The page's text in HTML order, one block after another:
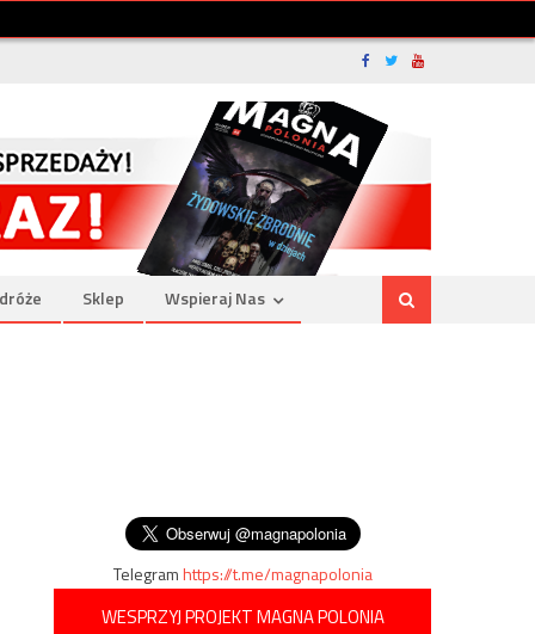
Sklep Wspieraj Nas
Telegramhttps://t.me/magnapolonia
WESPRZYJ PROJEKT MAGNA POLONIA